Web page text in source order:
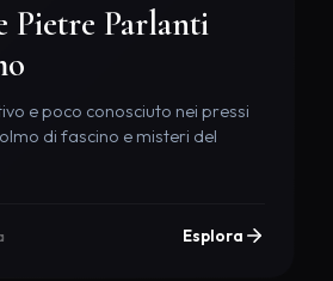
Pietre Parlanti
e poco conosciuto nei pressi
di fascino e misteri del
Esplora